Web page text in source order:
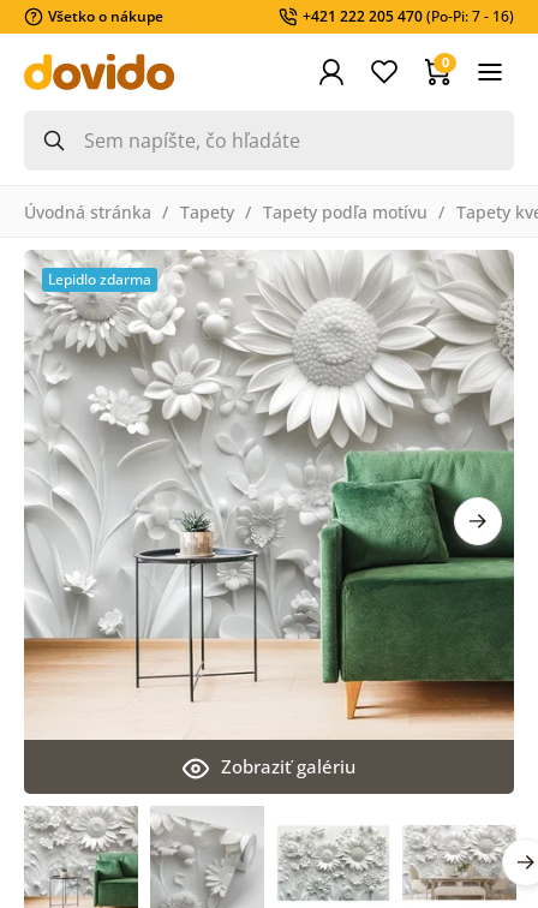
Všetko o nákupe +421 222 205 470(Po-Pi: 7 - 16)
0
Úvodná stránka Tapety Tapety podľa motívu Tapety
Zobraziť galériu
Lepidlo zdarma